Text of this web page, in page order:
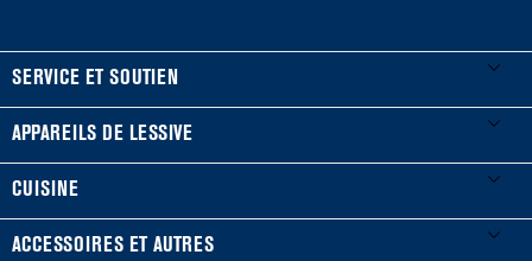
FOOTER
SERVICE ET SOUTIEN
Mes électroménagers
Enregistrer un produit
Guides et documentation
APPAREILS DE LESSIVE
Laveuses et sécheuses
Laveuses à chargement frontal
CUISINE
Réfrigérateurs
ACCESSOIRES ET AUTRES